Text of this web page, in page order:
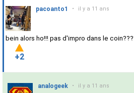
pacoanto1 • il y a 11 ans
bein alors ho!!! pas d'impro dans le
+2
analogeek • il y a 11 ans